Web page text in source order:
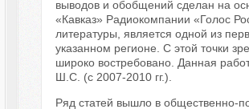
выводов и обобщений сделан на
«Кавказ» Радиокомпании «Голос
литературы, является одной из
указанном регионе. C этой точки
широко востребовано. Данная
Ш.С. (с 2007-2010 гг.).
Ряд статей вышло в общественно-